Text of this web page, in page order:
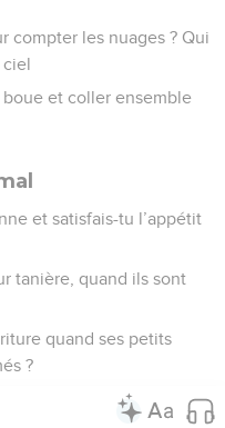
compter les nuages ? Qui
ciel
et coller ensemble
et satisfais-tu l’appétit
tanière, quand ils sont
quand ses petits
?